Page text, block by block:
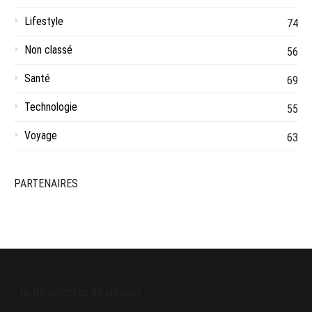
Lifestyle
74
Non classé
56
Santé
69
Technologie
55
Voyage
63
PARTENAIRES